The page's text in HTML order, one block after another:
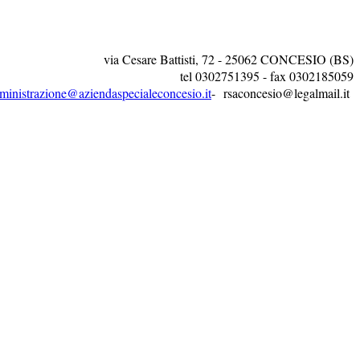
via Cesare Battisti, 72 - 25062 CONCESIO (BS)
tel 0302751395 - fax 0302185059
- rsaconcesio@legalmail.it